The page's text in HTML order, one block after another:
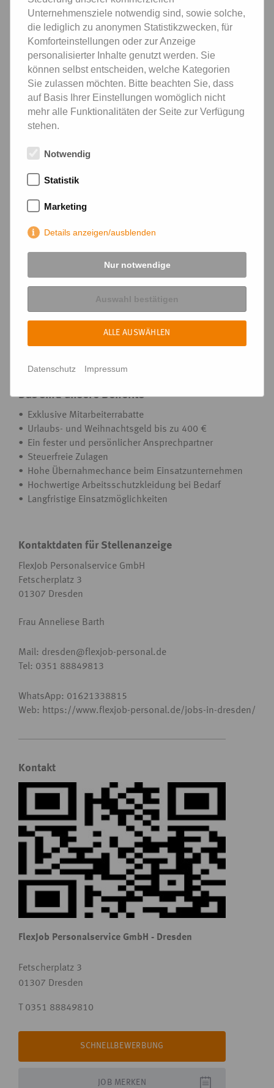
Instandhaltungsarbeiten
➔ Unterstützung bei der Montage von Bauelementen vor
Ort
Das wünschen wir uns:
➔ Erste Erfahrungen im Tischlerhandwerk oder
handwerklichen Bereich von Vorteil
➔ Handwerkliches Geschick und Interesse an
Holzverarbeitung
➔ Zuverlässige und sorgfältige Arbeitsweise
➔ Teamfähigkeit und Einsatzbereitschaft
➔ Führerschein Klasse B wünschenswert, aber kein
Muss
Möchten Sie sich schnell bewerben?
Schreiben Sie uns per WhatsApp: 01621338815.
Das sind unsere Benefits
Exklusive Mitarbeiterrabatte
Urlaubs- und Weihnachtsgeld bis zu 400 €
Ein fester und persönlicher Ansprechpartner
Steuerfreie Zulagen
Hohe Übernahmechance beim Einsatzunternehmen
Hochwertige Arbeitsschutzkleidung bei Bedarf
Langfristige Einsatzmöglichkeiten
Kontaktdaten für Stellenanzeige
FlexJob Personalservice GmbH
Fetscherplatz 3
01307 Dresden
Frau Anneliese Barth
Mail: dresden@flexjob-personal.de
Tel: 0351 88849813
WhatsApp: 01621338815
Web: https://www.flexjob-personal.de/jobs-in-dresden/
Kontakt
FlexJob Personalservice GmbH - Dresden
Fetscherplatz 3
01307 Dresden
T 0351 88849810
SCHNELLBEWERBUNG
JOB MERKEN
Unternehmensziele notwendig sind, sowie solche,
die lediglich zu anonymen Statistikzwecken, für
Komforteinstellungen oder zur Anzeige
personalisierter Inhalte genutzt werden. Sie
können selbst entscheiden, welche Kategorien
Sie zulassen möchten. Bitte beachten Sie, dass
auf Basis Ihrer Einstellungen womöglich nicht
mehr alle Funktionalitäten der Seite zur Verfügung
stehen.
Notwendig
Statistik
Marketing
Details anzeigen/ausblenden
Nur notwendige
Auswahl bestätigen
ALLE AUSWÄHLEN
Datenschutz Impressum